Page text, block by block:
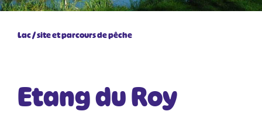
Lac / site et parcours de pêche
Etang du Roy